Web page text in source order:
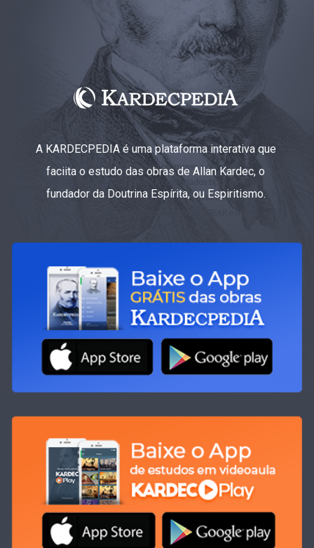
A KARDECPEDIA é uma plataforma interativa que
faciita o estudo das obras de Allan Kardec, o
fundador da Doutrina Espírita, ou Espiritismo.